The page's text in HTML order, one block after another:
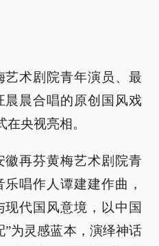
术剧院青年演员、最
晨合唱的原创国风戏
央视亮相。
再芬黄梅艺术剧院青
唱作人谭建建作曲，
代国风意境，以中国
”为灵感蓝本，演绎神话